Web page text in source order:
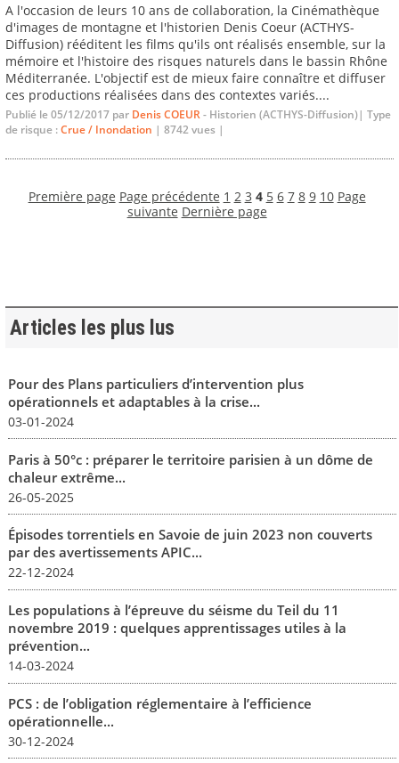
A l'occasion de leurs 10 ans de collaboration, la Cinémathèque
d'images de montagne et l'historien Denis Coeur (ACTHYS-
Diffusion) rééditent les films qu'ils ont réalisés ensemble, sur la
mémoire et l'histoire des risques naturels dans le bassin Rhône
Méditerranée. L'objectif est de mieux faire connaître et diffuser
ces productions réalisées dans des contextes variés....
Publié le 05/12/2017 par Denis COEUR- Historien (ACTHYS-Diffusion)| Type
de risque :Crue / Inondation | 8742 vues |
Première page Page précédente 1 2 3 4 5 6 7 8 9 10 Page
suivante Dernière page
Articles les plus lus
Pour des Plans particuliers d’intervention plus
opérationnels et adaptables à la crise...
03-01-2024
Paris à 50°c : préparer le territoire parisien à un dôme de
chaleur extrême...
26-05-2025
Épisodes torrentiels en Savoie de juin 2023 non couverts
par des avertissements APIC...
22-12-2024
Les populations à l’épreuve du séisme du Teil du 11
novembre 2019 : quelques apprentissages utiles à la
prévention...
14-03-2024
PCS : de l’obligation réglementaire à l’efficience
opérationnelle...
30-12-2024